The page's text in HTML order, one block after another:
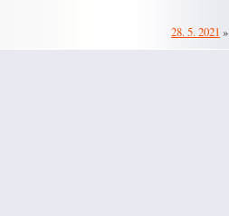
28. 5. 2021 »